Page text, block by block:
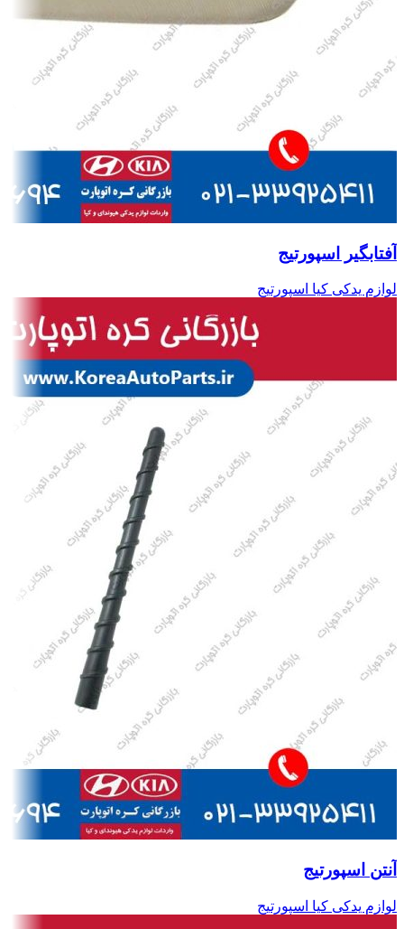
آفتابگیر اسپورتیج
لوازم یدکی کیا اسپورتیج
آنتن اسپورتیج
لوازم یدکی کیا اسپورتیج